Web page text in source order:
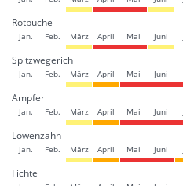
Rotbuche
Jan. Feb. März April Mai Juni
Spitzwegerich
Jan. Feb. März April Mai Juni
Ampfer
Jan. Feb. März April Mai Juni
Löwenzahn
Jan. Feb. März April Mai Juni
Fichte